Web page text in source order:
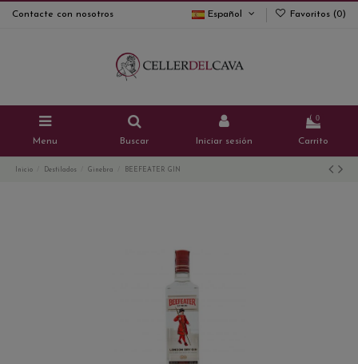
Contacte con nosotros Español Favoritos (0)
Menu Buscar Iniciar sesión
0
Carrito
Inicio Destilados Ginebra BEEFEATER GIN